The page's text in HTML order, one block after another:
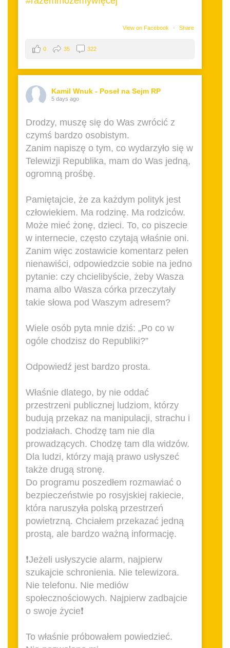
View on Facebook · Share
0 35 322
Kamil Wnuk - Poseł na Sejm RP
5 days ago
Drodzy, muszę się do Was zwrócić z
czymś bardzo osobistym.
Zanim napiszę o tym, co wydarzyło się w
Telewizji Republika, mam do Was jedną,
ogromną prośbę.
Pamiętajcie, że za każdym polityk jest
człowiekiem. Ma rodzinę. Ma rodziców.
Może mieć żonę, dzieci. To, co piszecie
w internecie, często czytają właśnie oni.
Zanim więc zostawicie komentarz pełen
nienawiści, odpowiedzcie sobie na jedno
pytanie: czy chcielibyście, żeby Wasza
mama albo Wasza córka przeczytały
takie słowa pod Waszym adresem?
Wiele osób pyta mnie dziś: „Po co w
ogóle chodzisz do Republiki?”
Odpowiedź jest bardzo prosta.
Właśnie dlatego, by nie oddać
przestrzeni publicznej ludziom, którzy
budują przekaz na manipulacji, strachu i
podziałach. Chodzę tam nie dla
prowadzących. Chodzę tam dla widzów.
Dla ludzi, którzy mają prawo usłyszeć
także drugą stronę.
Do programu poszedłem rozmawiać o
bezpieczeństwie po rosyjskiej rakiecie,
która naruszyła polską przestrzeń
powietrzną. Chciałem przekazać jedną
prostą, ale bardzo ważną informację.
❗️Jeżeli usłyszycie alarm, najpierw
szukajcie schronienia. Nie telewizora.
Nie telefonu. Nie mediów
społecznościowych. Najpierw zadbajcie
o swoje życie❗️
To właśnie próbowałem powiedzieć.